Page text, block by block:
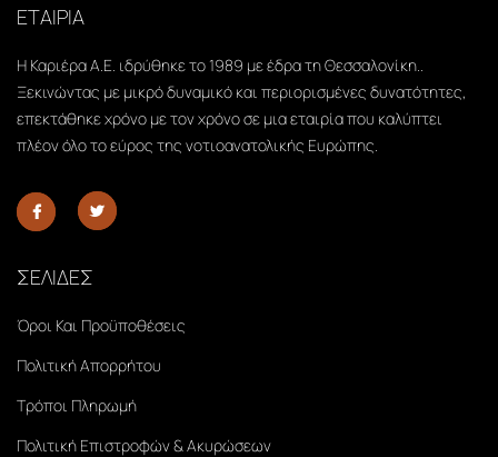
ΕΤΑΙΡΙΑ
Η Καριέρα Α.Ε. ιδρύθηκε το 1989 με έδρα τη Θεσσαλονίκη..
Ξεκινώντας με μικρό δυναμικό και περιορισμένες δυνατότητες,
επεκτάθηκε χρόνο με τον χρόνο σε μια εταιρία που καλύπτει
πλέον όλο το εύρος της νοτιοανατολικής Ευρώπης.
ΣΕΛΙΔΕΣ
Όροι Και Προϋποθέσεις
Πολιτική Απορρήτου
Τρόποι Πληρωμή
Πολιτική Επιστροφών & Ακυρώσεων